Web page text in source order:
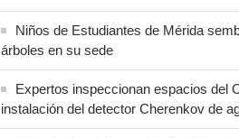
Niños de Estudiantes de Mérida
árboles en su sede
Expertos inspeccionan espacios del
instalación del detector Cherenkov de